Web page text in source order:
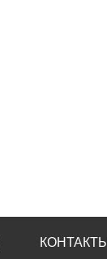
КОНТАКТЫ